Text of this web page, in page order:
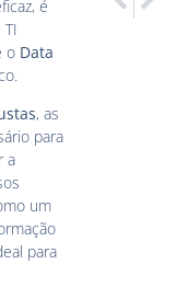
é
o Data
, as
para
a
um
para
Como o
O que é